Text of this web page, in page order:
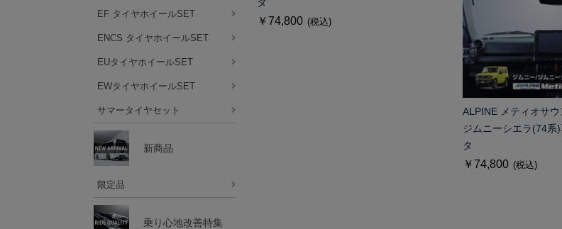
タ
￥74,800 (税込)
ALPINE メティオサ
ジムニーシエラ(74系
タ
￥74,800 (税込)
EF タイヤホイールSET
ENCS タイヤホイールSET
EUタイヤホイールSET
EWタイヤホイールSET
サマータイヤセット
新商品
限定品
乗り心地改善特集